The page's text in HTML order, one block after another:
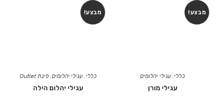
מבצע!
כללי, עגילי יהלומים, פינת Outlet
עגילי יהלום הילה
מבצע!
כללי, עגילי יהלומים
עגילי מורן